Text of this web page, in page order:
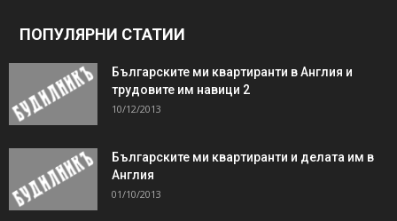
ПОПУЛЯРНИ СТАТИИ
Българските ми квартиранти в Англия и
трудовите им навици 2
10/12/2013
Българските ми квартиранти и делата им в
Англия
01/10/2013